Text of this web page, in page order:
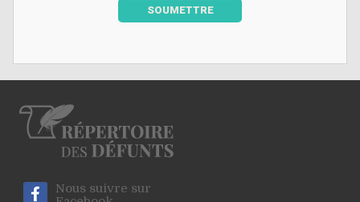
SOUMETTRE
Nous suivre sur